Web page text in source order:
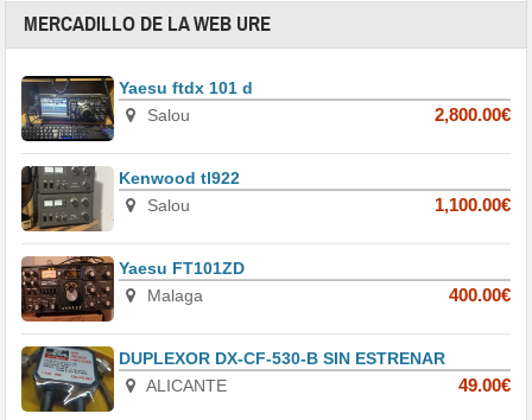
MERCADILLO DE LA WEB URE
Yaesu ftdx 101 d
Salou
2,800.00€
Kenwood tl922
Salou
1,100.00€
Yaesu FT101ZD
Malaga
400.00€
DUPLEXOR DX-CF-530-B SIN ESTRENAR
ALICANTE
49.00€